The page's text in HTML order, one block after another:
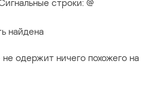
строки: @
найдена
одержит ничего похожего на